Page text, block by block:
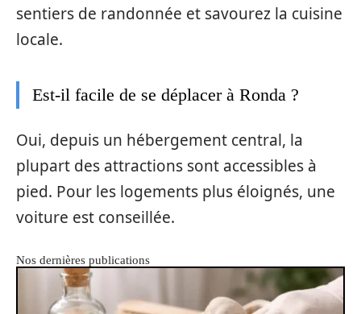
sentiers de randonnée et savourez la cuisine
locale.
Est-il facile de se déplacer à Ronda ?
Oui, depuis un hébergement central, la
plupart des attractions sont accessibles à
pied. Pour les logements plus éloignés, une
voiture est conseillée.
Nos dernières publications